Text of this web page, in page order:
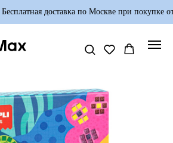
Бесплатная доставка по Москве при покупке от